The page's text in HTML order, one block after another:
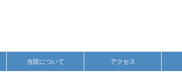
当院について アクセス